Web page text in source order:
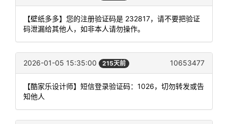
【壁纸多多】您的注册验证码是 232817，请不要把验证
码泄漏给其他人，如非本人请勿操作。
2026-01-05 15:35:00 215天前 10653477
【酷家乐设计师】短信登录验证码：1026，切勿转发或告
知他人